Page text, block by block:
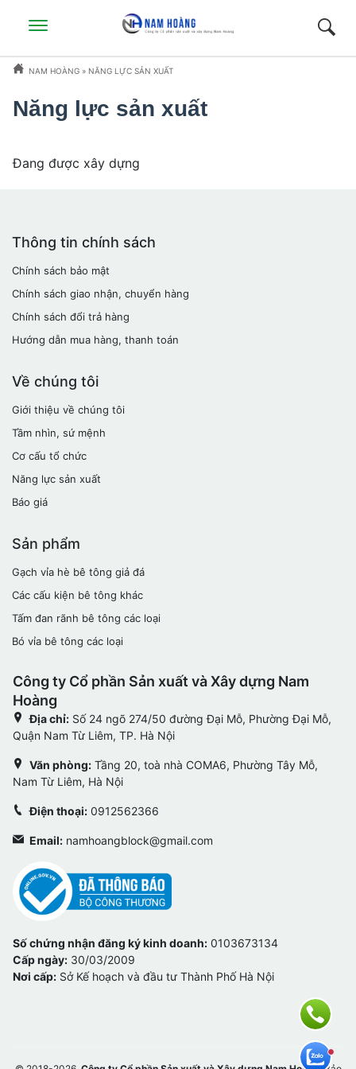
NAM HOÀNG » NĂNG LỰC SẢN XUẤT
Năng lực sản xuất
Đang được xây dựng
Thông tin chính sách
Chính sách bảo mật
Chính sách giao nhận, chuyển hàng
Chính sách đổi trả hàng
Hướng dẫn mua hàng, thanh toán
Về chúng tôi
Giới thiệu về chúng tôi
Tầm nhìn, sứ mệnh
Cơ cấu tổ chức
Năng lực sản xuất
Báo giá
Sản phẩm
Gạch vỉa hè bê tông giả đá
Các cấu kiện bê tông khác
Tấm đan rãnh bê tông các loại
Bó vỉa bê tông các loại
Công ty Cổ phần Sản xuất và Xây dựng Nam
Hoàng
Địa chỉ: Số 24 ngõ 274/50 đường Đại Mỗ, Phường Đại Mỗ,
Quận Nam Từ Liêm, TP. Hà Nội
Văn phòng: Tầng 20, toà nhà COMA6, Phường Tây Mỗ,
Nam Từ Liêm, Hà Nội
Điện thoại: 0912562366
Email: namhoangblock@gmail.com
Số chứng nhận đăng ký kinh doanh: 0103673134
Cấp ngày: 30/03/2009
Nơi cấp: Sở Kế hoạch và đầu tư Thành Phố Hà Nội